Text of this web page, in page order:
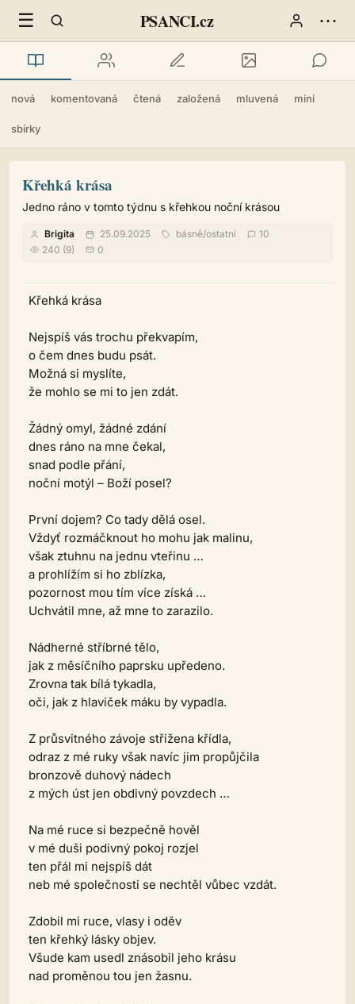
☰ PSANCI.cz ⋯
nová komentovaná čtená založená mluvená mini
sbírky
Křehká krása
Jedno ráno v tomto týdnu s křehkou noční krásou
Brigita 25.09.2025 básně/ostatní
10
240 (9)
0
Křehká krása
Nejspíš vás trochu překvapím,
o čem dnes budu psát.
Možná si myslíte,
že mohlo se mi to jen zdát.
Žádný omyl, žádné zdání
dnes ráno na mne čekal,
snad podle přání,
noční motýl – Boží posel?
První dojem? Co tady dělá osel.
Vždyť rozmáčknout ho mohu jak malinu,
však ztuhnu na jednu vteřinu …
a prohlížím si ho zblízka,
pozornost mou tím více získá …
Uchvátil mne, až mne to zarazilo.
Nádherné stříbrné tělo,
jak z měsíčního paprsku upředeno.
Zrovna tak bílá tykadla,
oči, jak z hlaviček máku by vypadla.
Z průsvitného závoje střižena křídla,
odraz z mé ruky však navíc jim propůjčila
bronzově duhový nádech
z mých úst jen obdivný povzdech …
Na mé ruce si bezpečně hověl
v mé duši podivný pokoj rozjel
ten přál mi nejspíš dát
neb mé společnosti se nechtěl vůbec vzdát.
Zdobil mi ruce, vlasy i oděv
ten křehký lásky objev.
Všude kam usedl znásobil jeho krásu
nad proměnou tou jen žasnu.